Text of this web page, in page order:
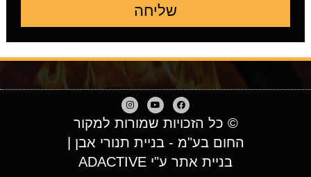
שליחה
© כל הזכויות שמורות למקור
החום בע"מ - בניית תנורי אבן |
בניית אתר ע"י ADACTIVE